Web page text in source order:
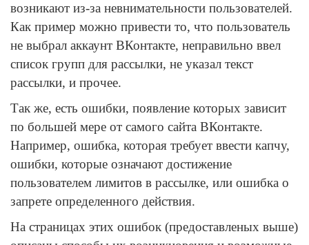
возникают из-за невнимательности пользователей.
Как пример можно привести то, что пользователь
не выбрал аккаунт ВКонтакте, неправильно ввел
список групп для рассылки, не указал текст
рассылки, и прочее.
Так же, есть ошибки, появление которых зависит
по большей мере от самого сайта ВКонтакте.
Например, ошибка, которая требует ввести капчу,
ошибки, которые означают достижение
пользователем лимитов в рассылке, или ошибка о
запрете определенного действия.
На страницах этих ошибок (предоставленых выше)